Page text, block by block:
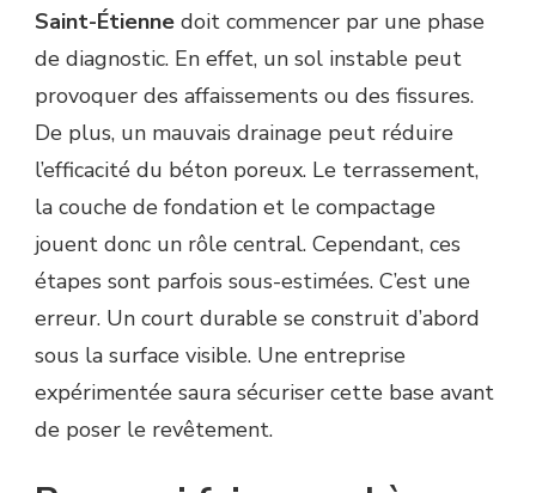
Saint-Étienne doit commencer par une phase
de diagnostic. En effet, un sol instable peut
provoquer des affaissements ou des fissures.
De plus, un mauvais drainage peut réduire
l’efficacité du béton poreux. Le terrassement,
la couche de fondation et le compactage
jouent donc un rôle central. Cependant, ces
étapes sont parfois sous-estimées. C’est une
erreur. Un court durable se construit d’abord
sous la surface visible. Une entreprise
expérimentée saura sécuriser cette base avant
de poser le revêtement.